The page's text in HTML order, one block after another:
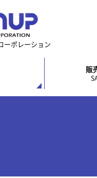
ーポレーション
販